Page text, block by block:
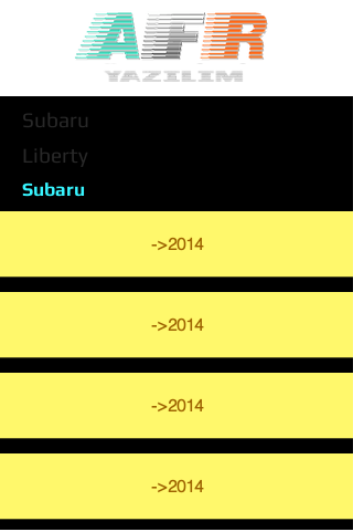
Subaru
Liberty
Subaru
->2014
->2014
->2014
->2014